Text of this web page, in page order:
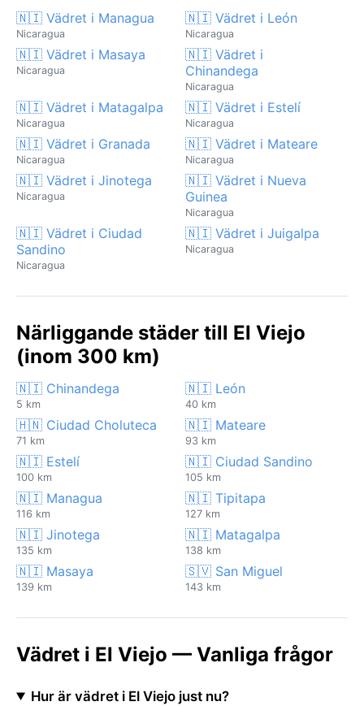
🇳🇮 Vädret i Managua
Nicaragua
🇳🇮 Vädret i León
Nicaragua
🇳🇮 Vädret i Masaya
Nicaragua
🇳🇮 Vädret i
Chinandega
Nicaragua
🇳🇮 Vädret i Matagalpa
Nicaragua
🇳🇮 Vädret i Estelí
Nicaragua
🇳🇮 Vädret i Granada
Nicaragua
🇳🇮 Vädret i Mateare
Nicaragua
🇳🇮 Vädret i Jinotega
Nicaragua
🇳🇮 Vädret i Nueva
Guinea
Nicaragua
🇳🇮 Vädret i Ciudad
Sandino
Nicaragua
🇳🇮 Vädret i Juigalpa
Nicaragua
Närliggande städer till El Viejo
(inom 300 km)
🇳🇮 Chinandega
5 km
🇳🇮 León
40 km
🇭🇳 Ciudad Choluteca
71 km
🇳🇮 Mateare
93 km
🇳🇮 Estelí
100 km
🇳🇮 Ciudad Sandino
105 km
🇳🇮 Managua
116 km
🇳🇮 Tipitapa
127 km
🇳🇮 Jinotega
135 km
🇳🇮 Matagalpa
138 km
🇳🇮 Masaya
139 km
🇸🇻 San Miguel
143 km
Vädret i El Viejo — Vanliga frågor
Hur är vädret i El Viejo just nu?